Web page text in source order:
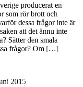
producerat en
som rör brott och
dessa frågor inte är
att det ännu inte
Sätter den smala
frågor? Om […]
2015